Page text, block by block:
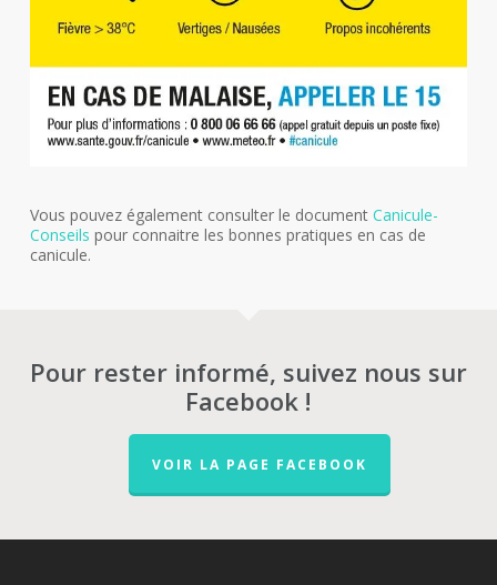
Vous pouvez également consulter le document Canicule-
Conseils pour connaitre les bonnes pratiques en cas de
canicule.
Pour rester informé, suivez nous sur
Facebook !
VOIR LA PAGE FACEBOOK